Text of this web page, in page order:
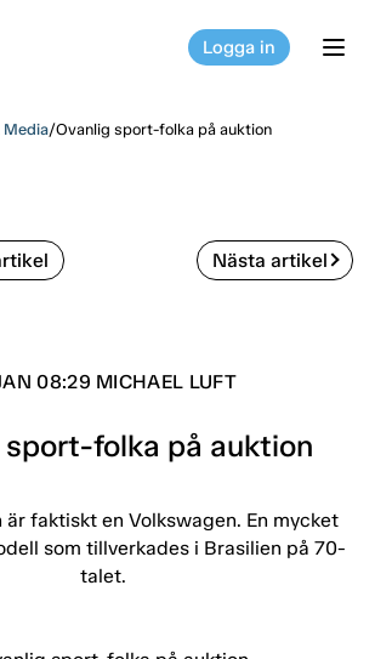
Logga in
Media/Ovanlig sport-folka på auktion
Nästa artikel
08:29 MICHAEL LUFT
sport-folka på auktion
är faktiskt en Volkswagen. En mycket
som tillverkades i Brasilien på 70-
talet.